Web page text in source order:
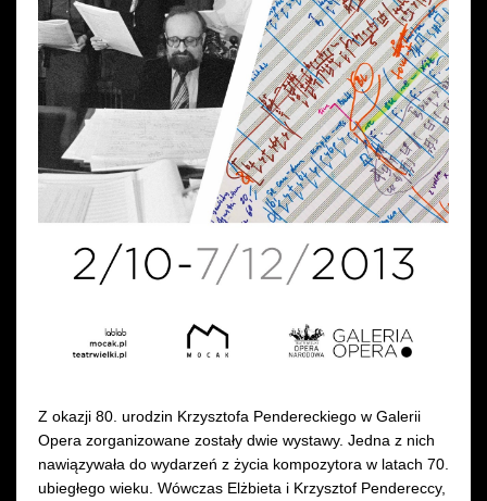
Wynajem kostiumów
Wynajem rekwizytów
Fundusze unijne
Dotacje celowe
Z okazji 80. urodzin Krzysztofa Pendereckiego w Galerii
Opera zorganizowane zostały dwie wystawy. Jedna z nich
nawiązywała do wydarzeń z życia kompozytora w latach 70.
ubiegłego wieku. Wówczas Elżbieta i Krzysztof Pendereccy,